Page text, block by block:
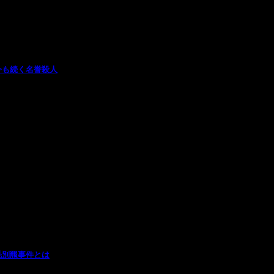
続く名誉殺人
羆事件とは